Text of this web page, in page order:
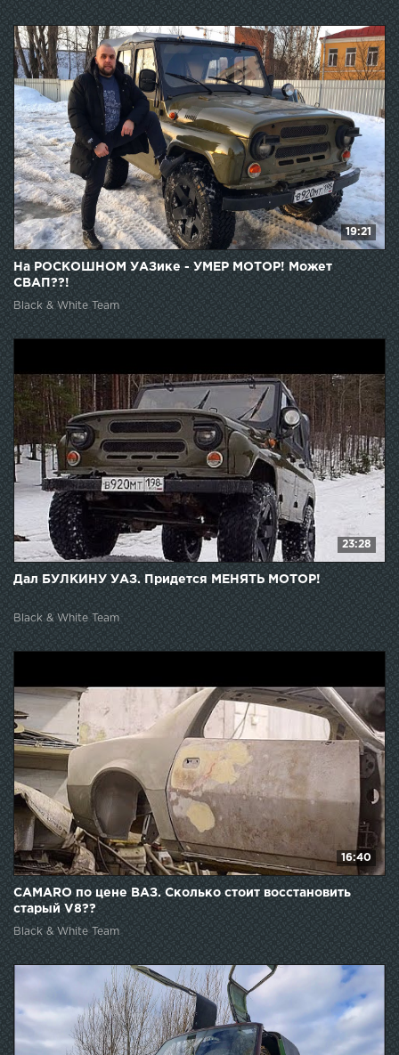
19:21
На РОСКОШНОМ УАЗике - УМЕР МОТОР! Может
СВАП??!
Black & White Team
23:28
Дал БУЛКИНУ УАЗ. Придется МЕНЯТЬ МОТОР!
Black & White Team
16:40
CAMARO по цене ВАЗ. Сколько стоит восстановить
старый V8??
Black & White Team